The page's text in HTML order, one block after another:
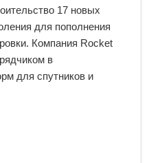
17 новых
для пополнения
Компания Rocket
в
для спутников и